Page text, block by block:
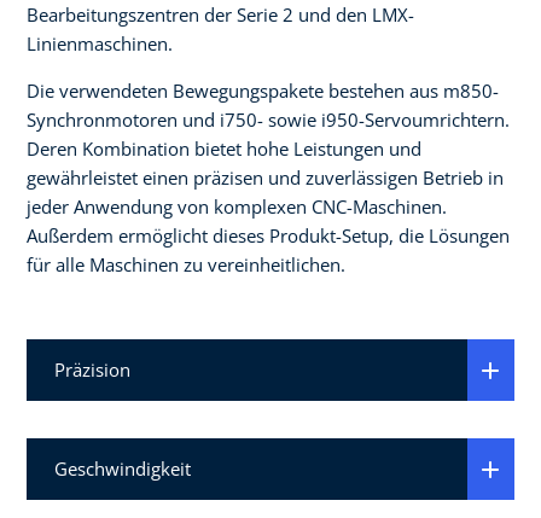
Bearbeitungszentren der Serie 2 und den LMX-
Linienmaschinen.
Die verwendeten Bewegungspakete bestehen aus m850-
Synchronmotoren und i750- sowie i950-Servoumrichtern.
Deren Kombination bietet hohe Leistungen und
gewährleistet einen präzisen und zuverlässigen Betrieb in
jeder Anwendung von komplexen CNC-Maschinen.
Außerdem ermöglicht dieses Produkt-Setup, die Lösungen
für alle Maschinen zu vereinheitlichen.
Präzision
Geschwindigkeit